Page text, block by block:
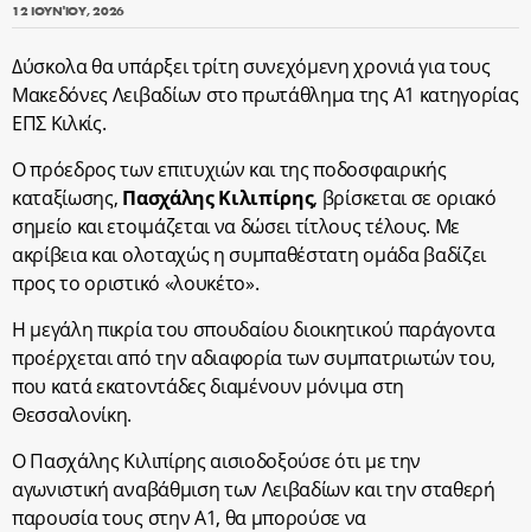
12 ΙΟΥΝΊΟΥ, 2026
Δύσκολα θα υπάρξει τρίτη συνεχόμενη χρονιά για τους
Μακεδόνες Λειβαδίων στο πρωτάθλημα της Α1 κατηγορίας
ΕΠΣ Κιλκίς.
Ο πρόεδρος των επιτυχιών και της ποδοσφαιρικής
καταξίωσης, Πασχάλης Κιλιπίρης, βρίσκεται σε οριακό
σημείο και ετοιμάζεται να δώσει τίτλους τέλους. Με
ακρίβεια και ολοταχώς η συμπαθέστατη ομάδα βαδίζει
προς το οριστικό «λουκέτο».
Η μεγάλη πικρία του σπουδαίου διοικητικού παράγοντα
προέρχεται από την αδιαφορία των συμπατριωτών του,
που κατά εκατοντάδες διαμένουν μόνιμα στη
Θεσσαλονίκη.
Ο Πασχάλης Κιλιπίρης αισιοδοξούσε ότι με την
αγωνιστική αναβάθμιση των Λειβαδίων και την σταθερή
παρουσία τους στην Α1, θα μπορούσε να